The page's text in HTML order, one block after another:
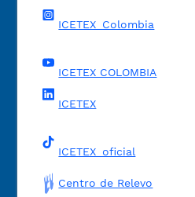
ICETEX_Colombia
ICETEX COLOMBIA
ICETEX
ICETEX_oficial
Centro de Relevo